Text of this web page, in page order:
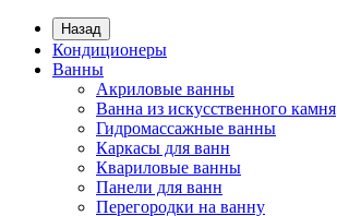
Назад
Кондиционеры
Ванны
Акриловые ванны
Ванна из искусственного камня
Гидромассажные ванны
Каркасы для ванн
Квариловые ванны
Панели для ванн
Перегородки на ванну